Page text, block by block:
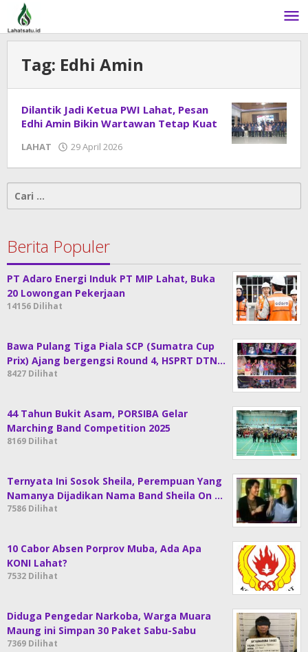
Lewati
konten
Tag: Edhi Amin
Dilantik Jadi Ketua PWI Lahat, Pesan
Edhi Amin Bikin Wartawan Tetap Kuat
LAHAT 29 April 2026
Cari
untuk:
Berita Populer
PT Adaro Energi Induk PT MIP Lahat, Buka
20 Lowongan Pekerjaan
14156 Dilihat
Bawa Pulang Tiga Piala SCP (Sumatra Cup
Prix) Ajang bergengsi Round 4, HSPRT DTN…
8427 Dilihat
44 Tahun Bukit Asam, PORSIBA Gelar
Marching Band Competition 2025
8169 Dilihat
Ternyata Ini Sosok Sheila, Perempuan Yang
Namanya Dijadikan Nama Band Sheila On …
7586 Dilihat
10 Cabor Absen Porprov Muba, Ada Apa
KONI Lahat?
7532 Dilihat
Diduga Pengedar Narkoba, Warga Muara
Maung ini Simpan 30 Paket Sabu-Sabu
7369 Dilihat